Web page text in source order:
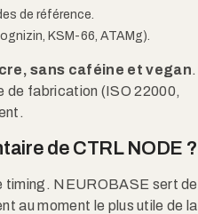
de référence.
KSM-66, ATAMg).
sans caféine et vegan.
de fabrication (ISO 22000,
de CTRL NODE ?
timing. NEUROBASE sert de
au moment le plus utile de la